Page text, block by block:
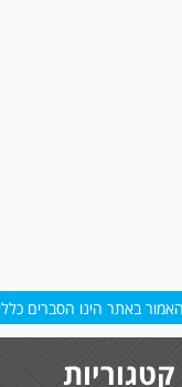
באתר הינו הסברים
קטגוריות